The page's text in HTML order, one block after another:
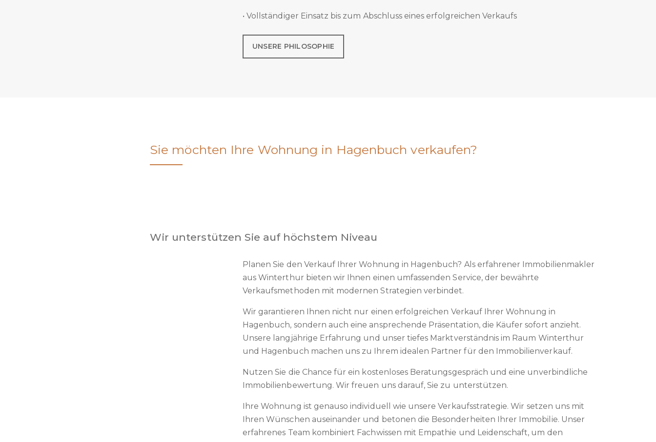
• Vollständiger Einsatz bis zum Abschluss eines erfolgreichen Verkaufs
UNSERE PHILOSOPHIE
Sie möchten Ihre Wohnung in Hagenbuch verkaufen?
Wir unterstützen Sie auf höchstem Niveau
Planen Sie den Verkauf Ihrer Wohnung in Hagenbuch? Als erfahrener Immobilienmakler
aus Winterthur bieten wir Ihnen einen umfassenden Service, der bewährte
Verkaufsmethoden mit modernen Strategien verbindet.
Wir garantieren Ihnen nicht nur einen erfolgreichen Verkauf Ihrer Wohnung in
Hagenbuch, sondern auch eine ansprechende Präsentation, die Käufer sofort anzieht.
Unsere langjährige Erfahrung und unser tiefes Marktverständnis im Raum Winterthur
und Hagenbuch machen uns zu Ihrem idealen Partner für den Immobilienverkauf.
Nutzen Sie die Chance für ein kostenloses Beratungsgespräch und eine unverbindliche
Immobilienbewertung. Wir freuen uns darauf, Sie zu unterstützen.
Ihre Wohnung ist genauso individuell wie unsere Verkaufsstrategie. Wir setzen uns mit
Ihren Wünschen auseinander und betonen die Besonderheiten Ihrer Immobilie. Unser
erfahrenes Team kombiniert Fachwissen mit Empathie und Leidenschaft, um den